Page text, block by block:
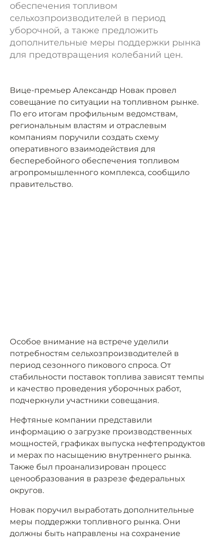
обеспечения топливом
сельхозпроизводителей в период
уборочной, а также предложить
дополнительные меры поддержки рынка
для предотвращения колебаний цен.
Вице-премьер Александр Новак провел
совещание по ситуации на топливном рынке.
По его итогам профильным ведомствам,
региональным властям и отраслевым
компаниям поручили создать схему
оперативного взаимодействия для
бесперебойного обеспечения топливом
агропромышленного комплекса, сообщило
правительство.
Особое внимание на встрече уделили
потребностям сельхозпроизводителей в
период сезонного пикового спроса. От
стабильности поставок топлива зависят темпы
и качество проведения уборочных работ,
подчеркнули участники совещания.
Нефтяные компании представили
информацию о загрузке производственных
мощностей, графиках выпуска нефтепродуктов
и мерах по насыщению внутреннего рынка.
Также был проанализирован процесс
ценообразования в разрезе федеральных
округов.
Новак поручил выработать дополнительные
меры поддержки топливного рынка. Они
должны быть направлены на сохранение